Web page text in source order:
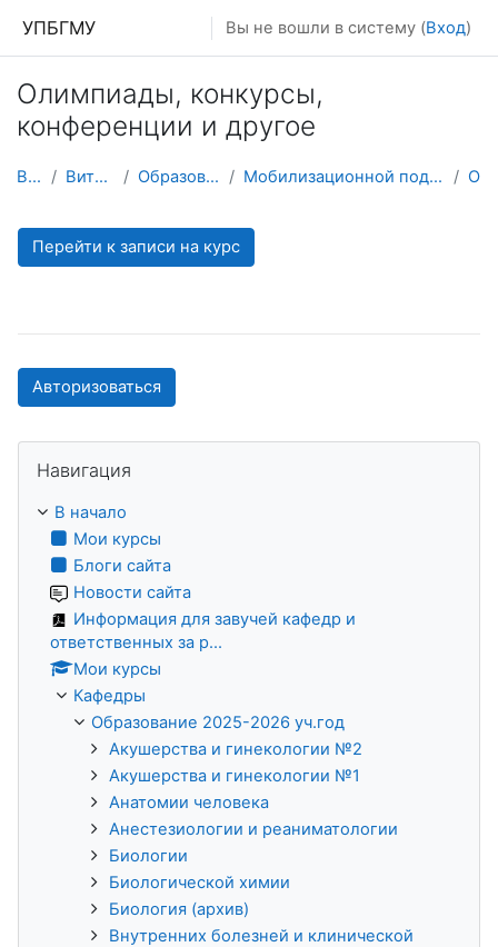
УПБГМУ Вы не вошли в систему (Вход)
Олимпиады, конкурсы,
конференции и другое
В начало Витрина курсов 3KL Образование 2025-2026 уч.год Мобилизационной подготовки здравоохранения и медицины катастроф О курсе
Перейти к записи на курс
Авторизоваться
Навигация
В начало
Мои курсы
Блоги сайта
Новости сайта
Информация для завучей кафедр и
ответственных за р...
Мои курсы
Кафедры
Образование 2025-2026 уч.год
Акушерства и гинекологии №2
Акушерства и гинекологии №1
Анатомии человека
Анестезиологии и реаниматологии
Биологии
Биологической химии
Биология (архив)
Внутренних болезней и клинической